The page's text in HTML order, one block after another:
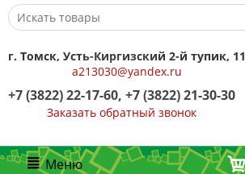
г. Томск, Усть-Киргизский 2-й тупик, 11
a213030@yandex.ru
+7 (3822) 22-17-60, +7 (3822) 21-30-30
Заказать обратный звонок
Меню